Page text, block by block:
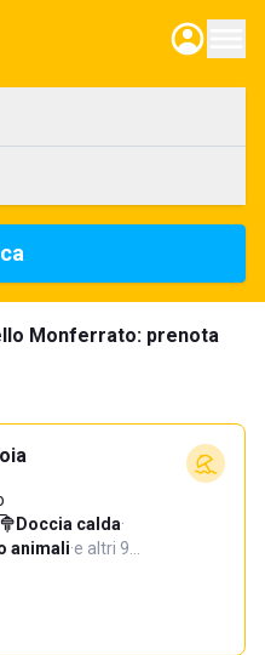
Monferrato: prenota
Doccia calda·
animali·e altri 9…